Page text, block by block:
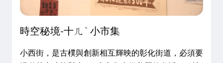
時空秘境-十ㄦˋ小市集
小西街，是古樸與創新相互輝映的彰化街道，必須要